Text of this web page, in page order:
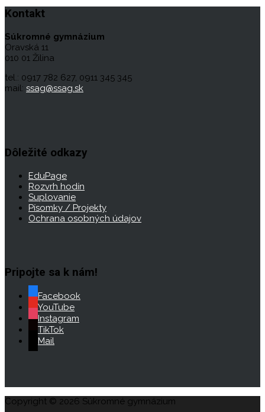
Kontakt
Súkromné gymnázium
Oravská 11
010 01 Žilina
tel.: 0917 782 627, 0911 345 345
mail: ssag@ssag.sk
Dôležité odkazy
EduPage
Rozvrh hodín
Suplovanie
Písomky / Projekty
Ochrana osobných údajov
Pripojte sa k nám!
Facebook
YouTube
Instagram
TikTok
Mail
Copyright © 2026 Súkromné gymnázium